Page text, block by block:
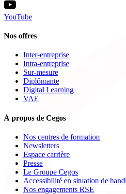
YouTube
Nos offres
Inter-entreprise
Intra-entreprise
Sur-mesure
Diplômante
Digital Learning
VAE
À propos de Cegos
Nos centres de formation
Newsletters
Espace carrière
Presse
Le Groupe Cegos
Accessibilité en situation de
Nos engagements RSE